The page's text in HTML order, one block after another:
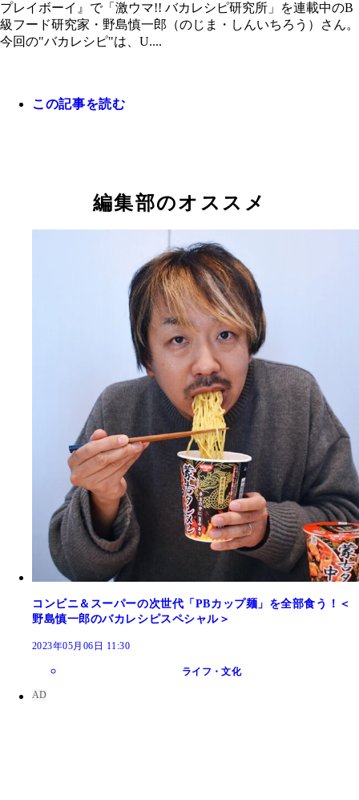
独創的なバカレシピを続々と開発している野島慎
プレイボーイ』で「激ウマ!! バカレシピ研究所」を連載中のB
級フード研究家・野島慎一郎（のじま・しんいちろう）さん。
今回の"バカレシピ"は、U....
この記事を読む
編集部のオススメ
コンビニ＆スーパーの次世代「PBカップ麺」を全部食う！＜
野島慎一郎のバカレシピスペシャル＞
2023年05月06日 11:30
ライフ・文化